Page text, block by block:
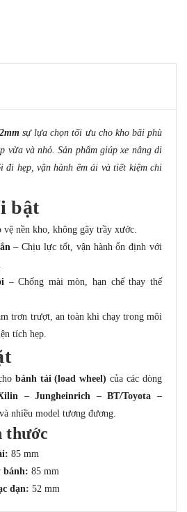
sự lựa chọn tối ưu cho kho bãi phù
vừa và nhỏ. Sản phẩm giúp xe nâng di
đi hẹp, vận hành êm ái và tiết kiệm chi
bật
vệ nền kho, không gây trầy xước.
– Chịu lực tốt, vận hành ổn định với
– Chống mài mòn, hạn chế thay thế
trơn trượt, an toàn khi chạy trong môi
tích hẹp.
bánh tải (load wheel) của các dòng
– Jungheinrich – BT/Toyota –
và nhiều model tương đương.
thước
85 mm
bánh: 85 mm
đạn: 52 mm